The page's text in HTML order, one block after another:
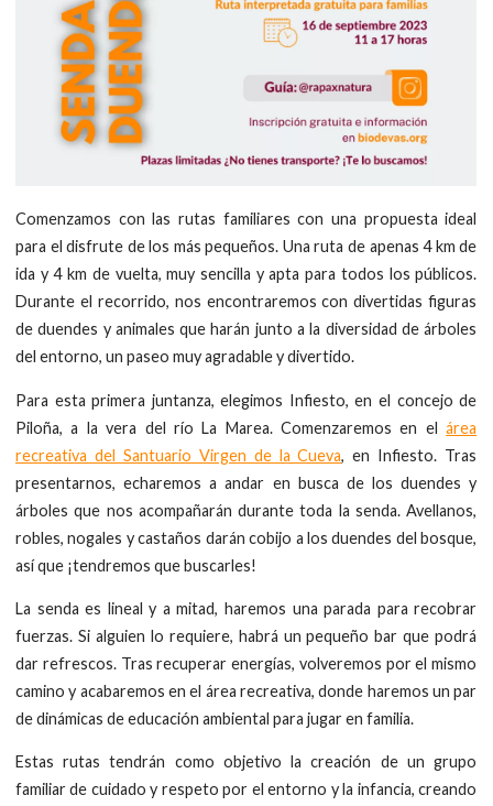
Comenzamos con las rutas familiares con una propuesta ideal
para el disfrute de los más pequeños. Una ruta de apenas 4 km de
ida y 4 km de vuelta, muy sencilla y apta para todos los públicos.
Durante el recorrido, nos encontraremos con divertidas figuras
de duendes y animales que harán junto a la diversidad de árboles
del entorno, un paseo muy agradable y divertido.
Para esta primera juntanza, elegimos Infiesto, en el concejo de
Piloña, a la vera del río La Marea. Comenzaremos en elárea
recreativa del Santuario Virgen de la Cueva, en Infiesto. Tras
presentarnos, echaremos a andar en busca de los duendes y
árboles que nos acompañarán durante toda la senda. Avellanos,
robles, nogales y castaños darán cobijo a los duendes del bosque,
así que ¡tendremos que buscarles!
La senda es lineal y a mitad, haremos una parada para recobrar
fuerzas. Si alguien lo requiere, habrá un pequeño bar que podrá
dar refrescos. Tras recuperar energías, volveremos por el mismo
camino y acabaremos en el área recreativa, donde haremos un par
de dinámicas de educación ambiental para jugar en familia.
Estas rutas tendrán como objetivo la creación de un grupo
familiar de cuidado y respeto por el entorno y la infancia, creando